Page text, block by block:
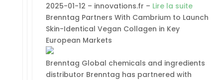
2025-01-12 – innovations.fr – Lire la suite
Brenntag Partners With Cambrium to Launch
Skin-Identical Vegan Collagen in Key
European Markets
Brenntag Global chemicals and ingredients
distributor Brenntag has partnered with